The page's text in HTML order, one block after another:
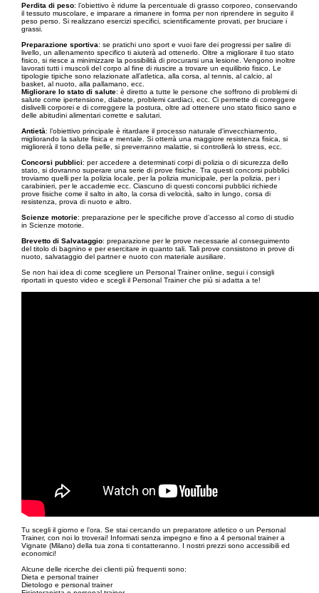
Perdita di peso: l’obiettivo è ridurre la percentuale di grasso corporeo, conservando
il tessuto muscolare, e imparare a rimanere in forma per non riprendere in seguito il
peso perso. Si realizzano esercizi specifici, scientificamente provati, per bruciare i
grassi.
Preparazione sportiva: se pratichi uno sport e vuoi fare dei progressi per salire di
livello, un allenamento specifico ti aiuterà ad ottenerlo. Oltre a migliorare il tuo stato
fisico, si riesce a minimizzare la possibilità di procurarsi una lesione. Vengono inoltre
lavorati tutti i muscoli del corpo al fine di riuscire a trovare un equilibrio fisico. Le
tipologie tipiche sono relazionate all’atletica, alla corsa, al tennis, al calcio, al
basket, al nuoto, alla pallamano, ecc.
Migliorare lo stato di salute: è diretto a tutte le persone che soffrono di problemi di
salute come ipertensione, diabete, problemi cardiaci, ecc. Ci permette di correggere
dislivelli corporei e di correggere la postura, oltre ad ottenere uno stato fisico sano e
delle abitudini alimentari corrette e salutari.
Antietà: l’obiettivo principale è ritardare il processo naturale d'invecchiamento,
migliorando la salute fisica e mentale. Si otterrà una maggiore resistenza fisica, si
migliorerà il tono della pelle, si preverranno malattie, si controllerà lo stress, ecc.
Concorsi pubblici: per accedere a determinati corpi di polizia o di sicurezza dello
stato, si dovranno superare una serie di prove fisiche. Tra questi concorsi pubblici
troviamo quelli per la polizia locale, per la polizia municipale, per la polizia, per i
carabinieri, per le accademie ecc. Ciascuno di questi concorsi pubblici richiede
prove fisiche come il salto in alto, la corsa di velocità, salto in lungo, corsa di
resistenza, prova di nuoto e altro.
Scienze motorie: preparazione per le specifiche prove d’accesso al corso di studio
in Scienze motorie.
Brevetto di Salvataggio: preparazione per le prove necessarie al conseguimento
del titolo di bagnino e per esercitare in quanto tali. Tali prove consistono in prove di
nuoto, salvataggio del partner e nuoto con materiale ausiliare.
Se non hai idea di come scegliere un Personal Trainer online, segui i consigli
riportati in questo video e scegli il Personal Trainer che più si adatta a te!
Tu scegli il giorno e l’ora. Se stai cercando un preparatore atletico o un Personal
Trainer, con noi lo troverai! Informati senza impegno e fino a 4 personal trainer a
Vignate (Milano) della tua zona ti contatteranno. I nostri prezzi sono accessibili ed
economici!
Alcune delle ricerche dei clienti più frequenti sono:
Dieta e personal trainer
Dietologo e personal trainer